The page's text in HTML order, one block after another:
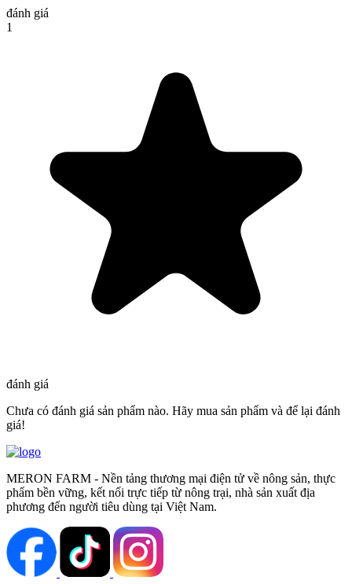
đánh giá
1
đánh giá
Chưa có đánh giá sản phẩm nào. Hãy mua sản phẩm và để lại đánh
giá!
MERON FARM - Nền tảng thương mại điện tử về nông sản, thực
phẩm bền vững, kết nối trực tiếp từ nông trại, nhà sản xuất địa
phương đến người tiêu dùng tại Việt Nam.